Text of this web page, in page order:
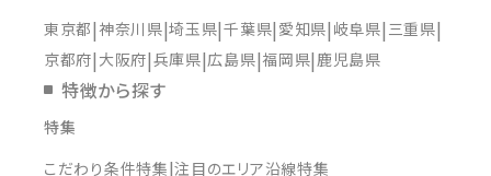
東京都 神奈川県 埼玉県 千葉県 愛知県 岐阜県 三重県
京都府 大阪府 兵庫県 広島県 福岡県 鹿児島県
特徴から探す
特集
こだわり条件特集 注目のエリア沿線特集